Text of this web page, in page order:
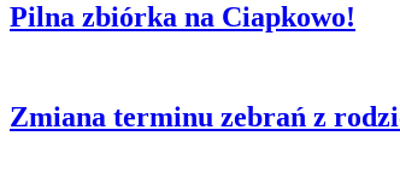
Pilna zbiórka na Ciapkowo!
Zmiana terminu zebrań z